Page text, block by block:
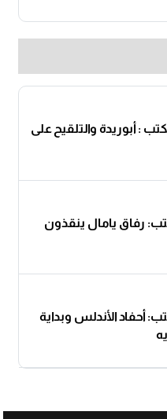
: أبوريدة والتلقيح على
رفاق يامال ينقذون
أحفاد الأندلس وبداية